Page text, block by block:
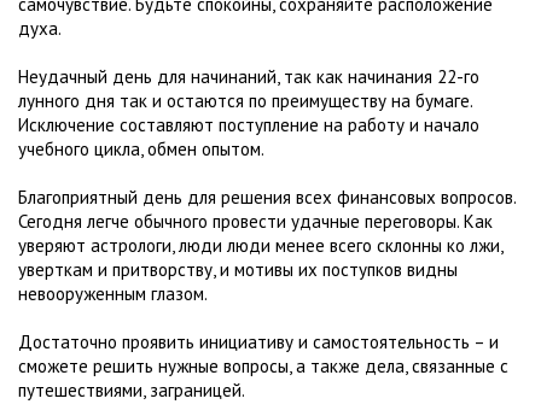
духа.
Неудачный день для начинаний, так как начинания 22-го
лунного дня так и остаются по преимуществу на бумаге.
Исключение составляют поступление на работу и начало
учебного цикла, обмен опытом.
Благоприятный день для решения всех финансовых вопросов.
Сегодня легче обычного провести удачные переговоры. Как
уверяют астрологи, люди люди менее всего склонны ко лжи,
уверткам и притворству, и мотивы их поступков видны
невооруженным глазом.
Достаточно проявить инициативу и самостоятельность – и
сможете решить нужные вопросы, а также дела, связанные с
путешествиями, заграницей.